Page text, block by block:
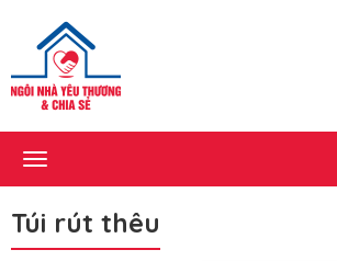
Toggle
navigation
Túi rút thêu